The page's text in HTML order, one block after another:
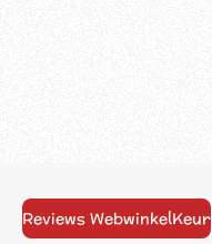
Reviews WebwinkelKeur